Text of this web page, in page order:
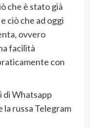
che è stato già
ciò che ad oggi
ovvero
facilità
con
Whatsapp
russa Telegram